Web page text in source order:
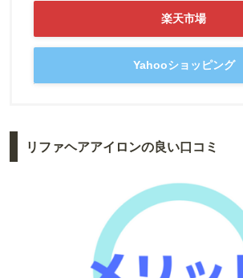
楽天市場
Yahooショッピング
リファヘアアイロンの良い口コミ